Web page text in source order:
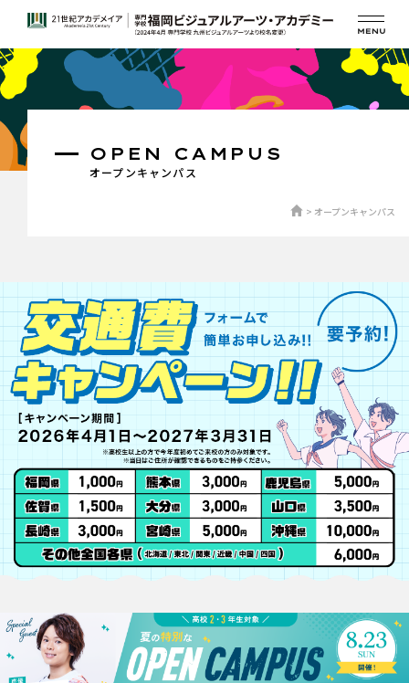
オープンキャンパス
OPEN CAMPUS
オープンキャンパス